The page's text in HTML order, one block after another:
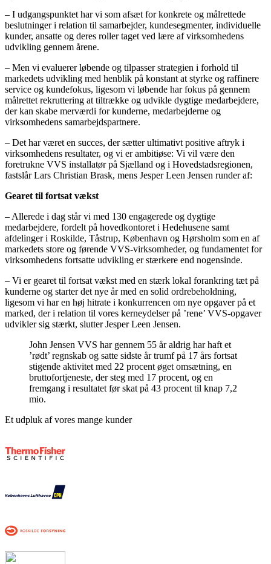
– I udgangspunktet har vi som afsæt for konkrete og målrettede
beslutninger i relation til samarbejder, kundesegmenter, individuelle
kunder, ansatte og deres roller taget ved lære af virksomhedens
udvikling gennem årene.
– Men vi evaluerer løbende og tilpasser strategien i forhold til
markedets udvikling med henblik på konstant at styrke og raffinere
service og kundefokus​, ligesom vi løbende har fokus på gennem
målrettet rekruttering at tiltrække og udvikle dygtige medarbejdere,
der kan skabe merværdi for kunderne, medarbejderne og
virksomhedens samarbejdspartnere.
– Det har været en succes, der sætter ultimativt positive aftryk i
virksomhedens resultater, og vi er ambitiøse: Vi vil være den
foretrukne VVS installatør på Sjælland og i Hovedstadsregionen,
fastslår Lars Christian Brask, mens Jesper Leen Jensen runder af:
Gearet til fortsat vækst
– Allerede i dag står vi med 130 engagerede og dygtige
medarbejdere, fordelt på hovedkontoret i Hedehusene samt
afdelinger i Roskilde, Tåstrup, København og Hørsholm som en af
markedets store og førende VVS-virksomheder, og fundamentet for
virksomhedens fortsatte udvikling er stærkere end nogensinde.
– Vi er gearet til fortsat vækst med en stærk lokal forankring tæt på
kunderne og starter det nye år med en solid ordrebeholdning,
ligesom vi har en høj hitrate i konkurrencen om nye opgaver på et
marked, der i relation til vores kerneydelser på ’rene’ VVS-opgaver
udvikler sig stærkt, slutter Jesper Leen Jensen.
John Jensen VVS har gennem 55 år aldrig har haft et
’rødt’ regnskab og satte sidste år trumf på 17 års fortsat
stigende aktivitet med 22 procent øget omsætning, en
bruttofortjeneste, der steg med 17 procent, og en
fremgang i resultatet før skat på 43 procent til knap 7,2
mio.
Et udpluk af vores mange kunder